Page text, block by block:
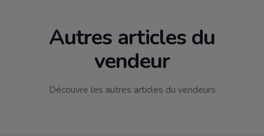
Autres articles du
vendeur
Découvre les autres articles du vendeurs